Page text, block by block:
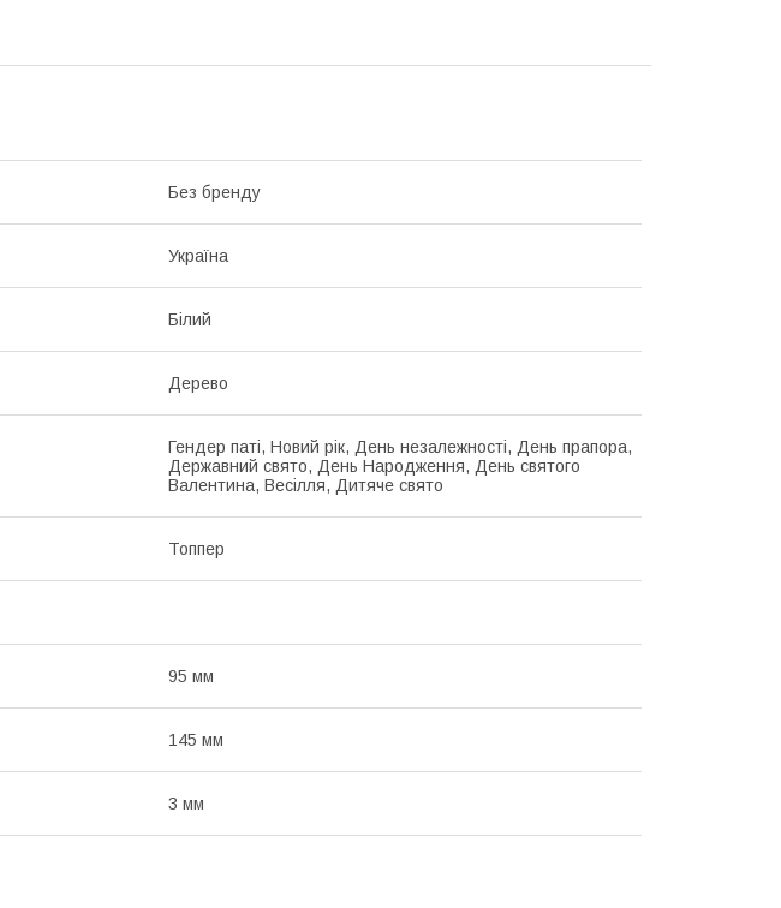
Без бренду
Україна
Білий
Дерево
Гендер паті, Новий рік, День незалежності, День прапора,
Державний свято, День Народження, День святого
Валентина, Весілля, Дитяче свято
Топпер
95 мм
145 мм
3 мм